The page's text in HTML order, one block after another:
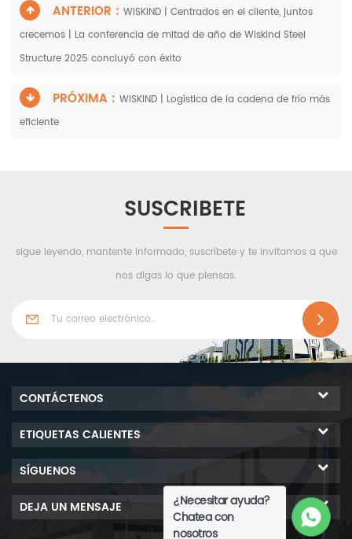
ANTERIOR : WISKIND | Centrados en el cliente, juntos
crecemos | La conferencia de mitad de año de Wiskind Steel
Structure 2025 concluyó con éxito
PRÓXIMA : WISKIND | Logística de la cadena de frío más
eficiente
SUSCRIBETE
sigue leyendo, mantente informado, suscríbete y te invitamos a que
nos digas lo que piensas.
¿Necesitar ayuda?
Chatea con
nosotros
CONTÁCTENOS
ETIQUETAS CALIENTES
SÍGUENOS
DEJA UN MENSAJE